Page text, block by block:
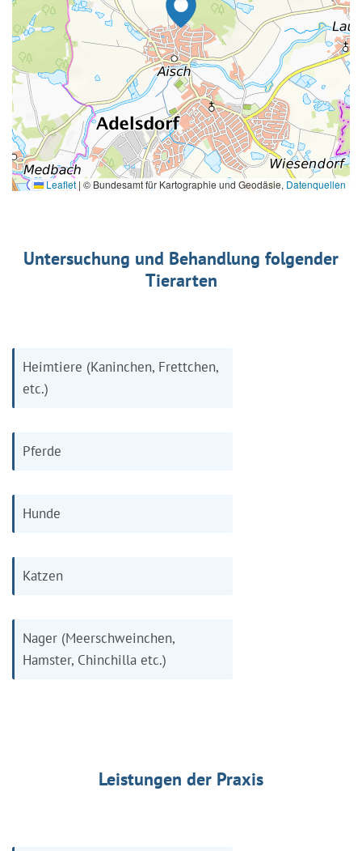
Leaflet | © Bundesamt für Kartographie und Geodäsie, Datenquellen
Untersuchung und Behandlung folgender
Tierarten
Heimtiere (Kaninchen, Frettchen,
etc.)
Pferde
Hunde
Katzen
Nager (Meerschweinchen,
Hamster, Chinchilla etc.)
Leistungen der Praxis